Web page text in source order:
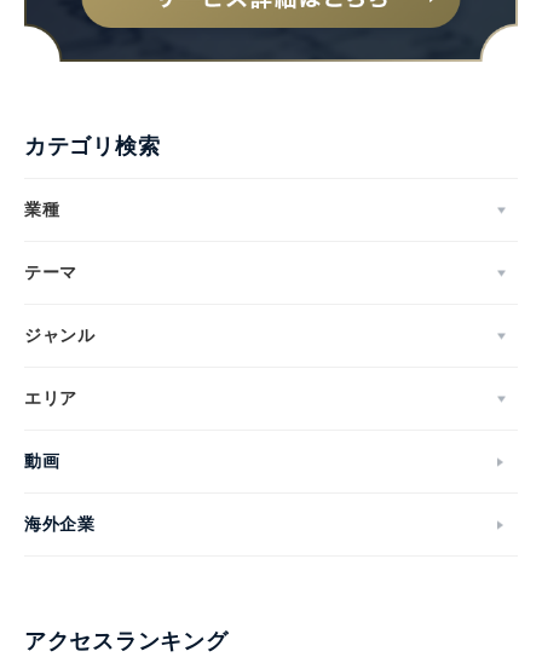
カテゴリ検索
業種
テーマ
ジャンル
エリア
動画
海外企業
アクセスランキング